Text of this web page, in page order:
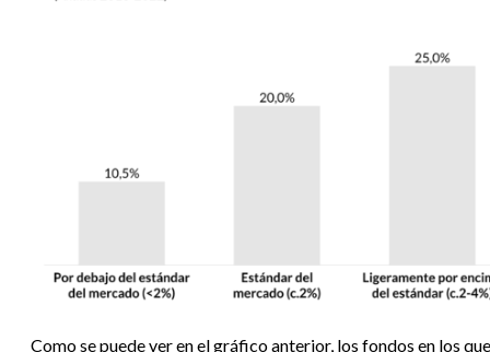
Como se puede ver en el gráfico anterior, los fondos en los